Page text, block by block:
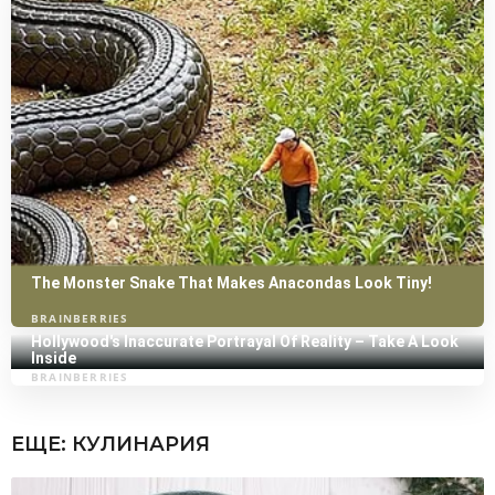
ЕЩЕ: КУЛИНАРИЯ